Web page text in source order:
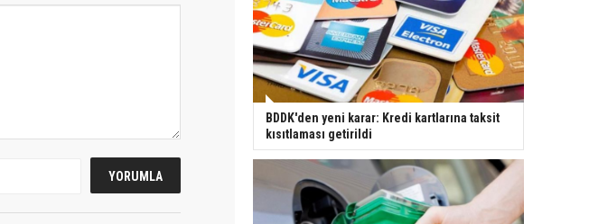
BDDK'den yeni karar: Kredi kartlarına taksit
kısıtlaması getirildi